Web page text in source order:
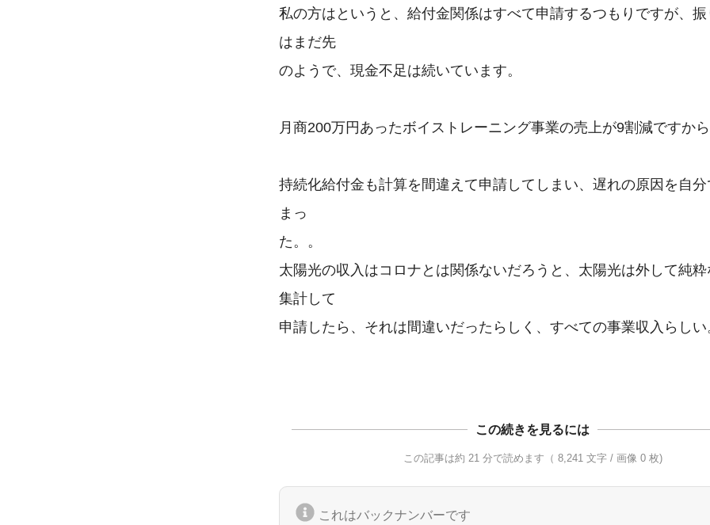
私の方はというと、給付金関係はすべて申請するつもりですが、振
はまだ先
のようで、現金不足は続いています。
月商200万円あったボイストレーニング事業の売上が9割減ですから
持続化給付金も計算を間違えて申請してしまい、遅れの原因を自分
まっ
た。。
太陽光の収入はコロナとは関係ないだろうと、太陽光は外して純
集計して
申請したら、それは間違いだったらしく、すべての事業収入らしい
この続きを見るには
この記事は約 21 分で読めます（ 8,241 文字 / 画像 0 枚)
これはバックナンバーです